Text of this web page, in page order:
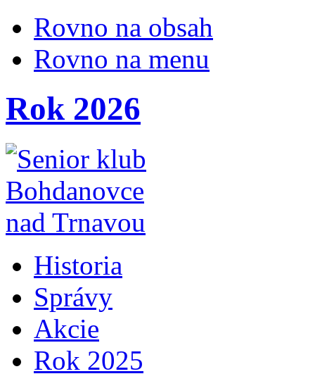
Rovno na obsah
Rovno na menu
Rok 2026
Historia
Správy
Akcie
Rok 2025